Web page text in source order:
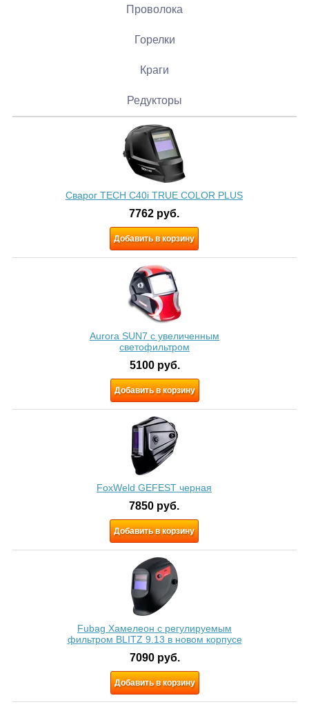
Проволока
Горелки
Краги
Редукторы
Сварог TECH C40i TRUE COLOR PLUS
7762 руб.
Добавить в корзину
Aurora SUN7 c увеличенным
светофильтром
5100 руб.
Добавить в корзину
FoxWeld GEFEST черная
7850 руб.
Добавить в корзину
Fubag Хамелеон с регулируемым
фильтром BLITZ 9.13 в новом корпусе
7090 руб.
Добавить в корзину